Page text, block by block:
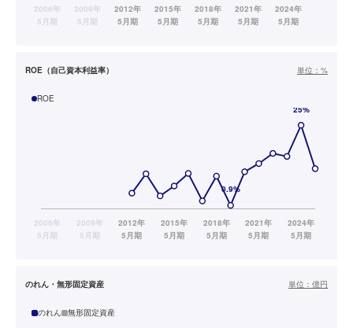
ROE（自己資本利益率） 単位： %
ROE
のれん・無形固定資産 単位： 億円
のれん 無形固定資産